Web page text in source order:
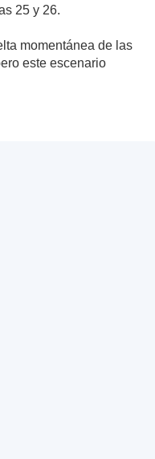
25 y 26.
momentánea de las
este escenario